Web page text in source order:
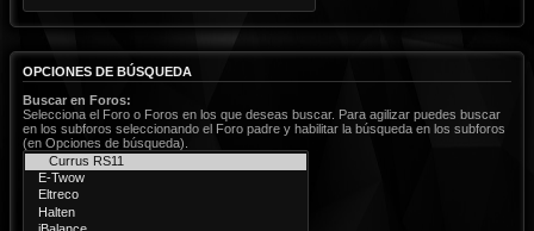
OPCIONES DE BÚSQUEDA
Buscar en Foros:
Selecciona el Foro o Foros en los que deseas buscar. Para agilizar puedes buscar
en los subforos seleccionando el Foro padre y habilitar la búsqueda en los subforos
(en Opciones de búsqueda).